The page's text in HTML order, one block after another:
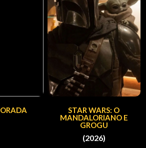
STAR WARS: O
MANDALORIANO E
GROGU
(2026)